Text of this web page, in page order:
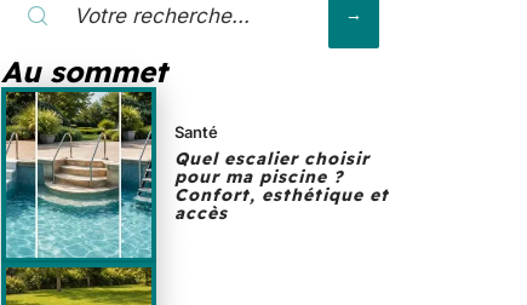
Au sommet
Santé
Quel escalier choisir
pour ma piscine ?
Confort, esthétique et
accès